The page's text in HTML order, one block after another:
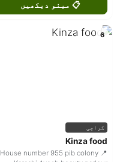
📋 مینو دیکھیں
6
کراچی
Kinza food
📍 House number 955 pib colony